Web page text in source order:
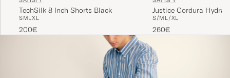
TechSilk 8 Inch Shorts Black
SMLXL
200€
Justice Cordura
Black
S/M L/XL
260€